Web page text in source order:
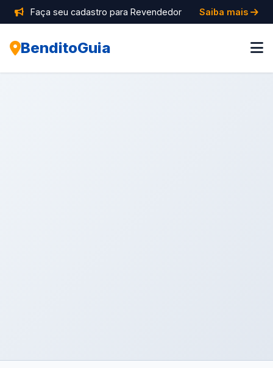
Faça seu cadastro para Revendedor Saiba mais
BenditoGuia